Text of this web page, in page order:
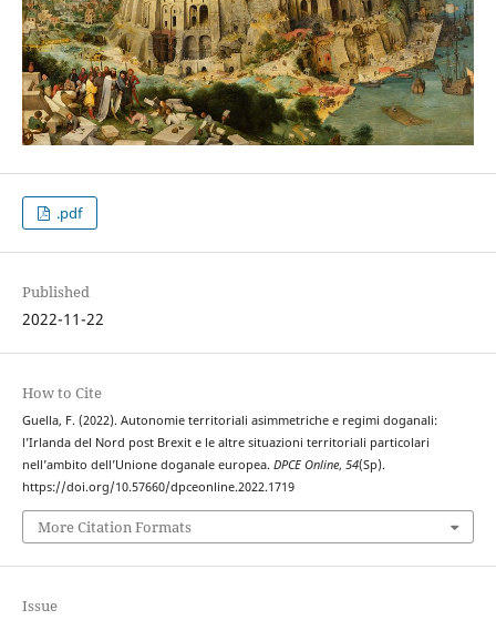
.pdf
Published
2022-11-22
How to Cite
Guella, F. (2022). Autonomie territoriali asimmetriche e regimi doganali:
l’Irlanda del Nord post Brexit e le altre situazioni territoriali particolari
nell’ambito dell’Unione doganale europea. DPCE Online, 54(Sp).
https://doi.org/10.57660/dpceonline.2022.1719
More Citation Formats
Issue